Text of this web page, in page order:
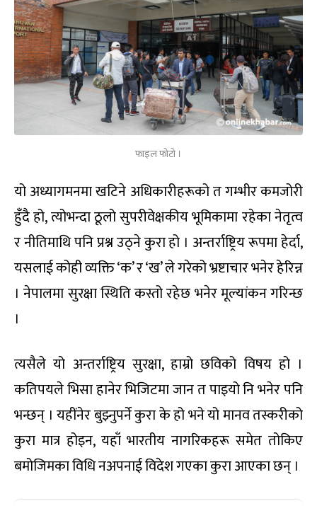
फाइल फोटो ।
यो अध्यागमनमा खटिने अधिकारीहरूको त गम्भीर कमजोरी
हुँदै हो, त्योभन्दा ठूलो सुपरीवेक्षकीय भूमिकामा रहेका नेतृत्व
र नीतिमाथि पनि प्रश्न उठ्ने कुरा हो । अन्तर्राष्ट्रिय रूपमा हेर्दा,
यसलाई कोही व्यक्ति ‘क’ र ‘ख’ ले गरेको भ्रष्टाचार भनेर हेरिन्न
। नेपालमा सुरक्षा स्थिति कस्तो रहेछ भनेर मूल्यांकन गरिन्छ
।
त्यसैले यो अन्तर्राष्ट्रिय सुरक्षा, हाम्रो छविको विषय हो ।
कतिपयले भिसा हानेर भिजिटमा जान त पाइयो नि भनेर पनि
भन्छन् । यहींनेर बुझ्नुपर्ने कुरा के हो भने यो मानव तस्करीको
कुरा मात्र होइन, यहाँ भारतीय नागरिकहरू समेत तोकिए
बमोजिमका विधि नअपनाई विदेश गएका कुरा आएका छन् ।